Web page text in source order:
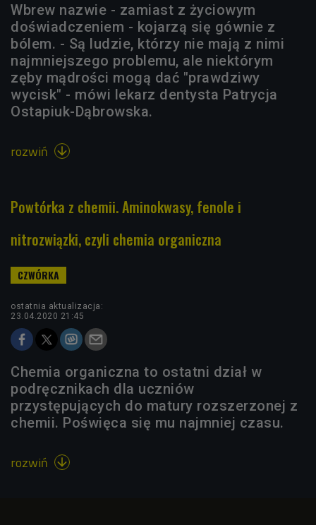
Wbrew nazwie - zamiast z życiowym
doświadczeniem - kojarzą się gównie z
bólem. - Są ludzie, którzy nie mają z nimi
najmniejszego problemu, ale niektórym
zęby mądrości mogą dać "prawdziwy
wycisk" - mówi lekarz dentysta Patrycja
Ostapiuk-Dąbrowska.
rozwiń 
Powtórka z chemii. Aminokwasy, fenole i
nitrozwiązki, czyli chemia organiczna
ostatnia aktualizacja:
23.04.2020 21:45
Chemia organiczna to ostatni dział w
podręcznikach dla uczniów
przystępujących do matury rozszerzonej z
chemii. Poświęca się mu najmniej czasu.
rozwiń 